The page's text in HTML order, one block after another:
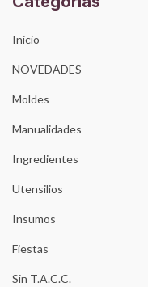
Inicio
NOVEDADES
Moldes
Manualidades
Ingredientes
Utensilios
Insumos
Fiestas
Sin T.A.C.C.